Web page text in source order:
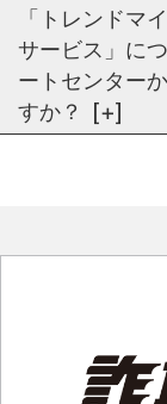
「トレンドマ
サービス」に
ートセンター
すか？